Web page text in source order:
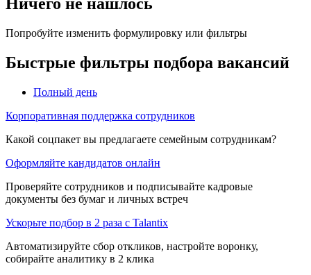
Попробуйте изменить формулировку или фильтры
Быстрые фильтры подбора вакансий
Полный день
Корпоративная поддержка сотрудников
Какой соцпакет вы предлагаете семейным сотрудникам?
Оформляйте кандидатов онлайн
Проверяйте сотрудников и подписывайте кадровые
документы без бумаг и личных встреч
Ускорьте подбор в 2 раза с Talantix
Автоматизируйте сбор откликов, настройте воронку,
собирайте аналитику в 2 клика